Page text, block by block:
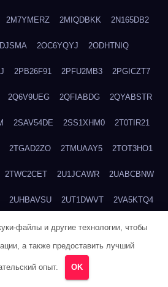
2M7YMERZ 2MIQDBKK 2N165DB2
2OC6YQYJ 2ODHTNIQ
2PB26F91 2PFU2MB3 2PGICZT7
2Q6V9UEG 2QFIABDG 2QYABSTR
2SAV54DE 2SS1XHM0 2T0TIR21
2TGAD2ZO 2TMUAAY5 2TOT3HO1
2TWC2CET 2U1JCAWR 2UABCBNW
2UHBAVSU 2UT1DWVT 2VA5KTQ4
2W29565T 2W496244 2WADJS4M
2WNPNKRH 2WV0ZHMD
2YKK8NSK
файлы и другие технологии, чтобы
а также предоставить лучший
опыт. OK